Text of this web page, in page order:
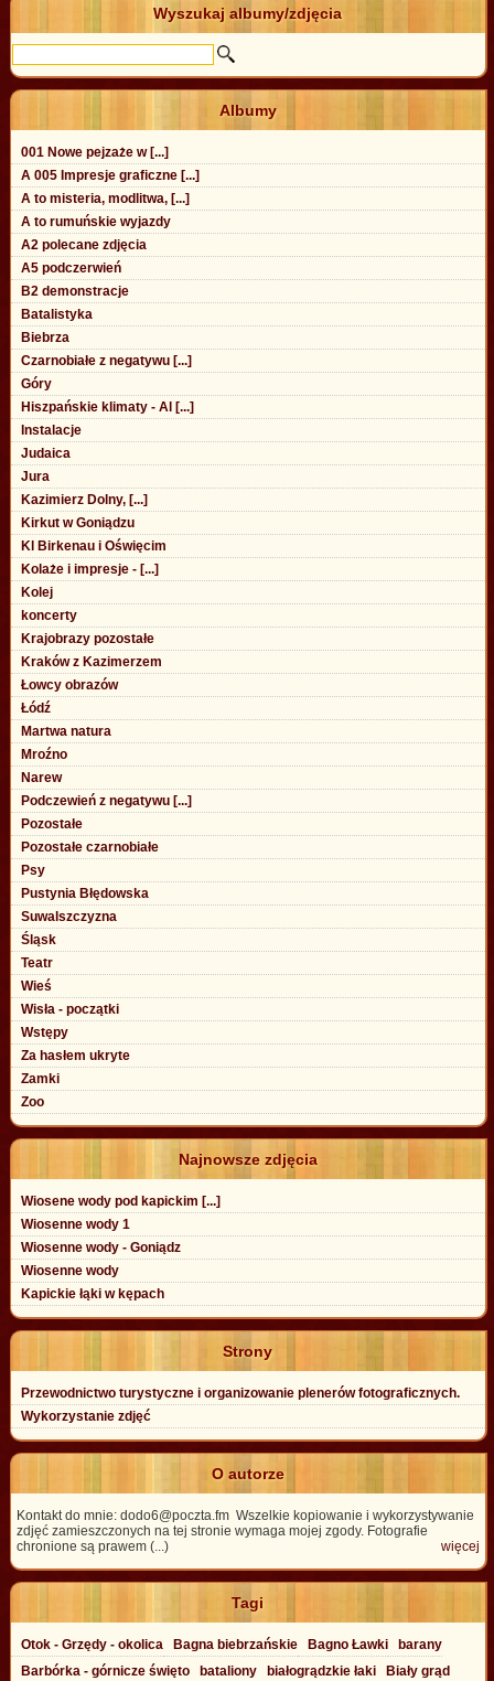
Wyszukaj albumy/zdjęcia
Albumy
001 Nowe pejzaże w [...]
A 005 Impresje graficzne [...]
A to misteria, modlitwa, [...]
A to rumuńskie wyjazdy
A2 polecane zdjęcia
A5 podczerwień
B2 demonstracje
Batalistyka
Biebrza
Czarnobiałe z negatywu [...]
Góry
Hiszpańskie klimaty - Al [...]
Instalacje
Judaica
Jura
Kazimierz Dolny, [...]
Kirkut w Goniądzu
Kl Birkenau i Oświęcim
Kolaże i impresje - [...]
Kolej
koncerty
Krajobrazy pozostałe
Kraków z Kazimerzem
Łowcy obrazów
Łódź
Martwa natura
Mroźno
Narew
Podczewień z negatywu [...]
Pozostałe
Pozostałe czarnobiałe
Psy
Pustynia Błędowska
Suwalszczyzna
Śląsk
Teatr
Wieś
Wisła - początki
Wstępy
Za hasłem ukryte
Zamki
Zoo
Najnowsze zdjęcia
Wiosene wody pod kapickim [...]
Wiosenne wody 1
Wiosenne wody - Goniądz
Wiosenne wody
Kapickie łąki w kępach
Strony
Przewodnictwo turystyczne i organizowanie plenerów fotograficznych.
Wykorzystanie zdjęć
O autorze
Kontakt do mnie: dodo6@poczta.fm Wszelkie kopiowanie i wykorzystywanie
zdjęć zamieszczonych na tej stronie wymaga mojej zgody. Fotografie
chronione są prawem (...)
więcej
Tagi
Otok - Grzędy - okolica Bagna biebrzańskie Bagno Ławki
barany
Barbórka - górnicze święto
bataliony białogrądzkie łaki Biały grąd